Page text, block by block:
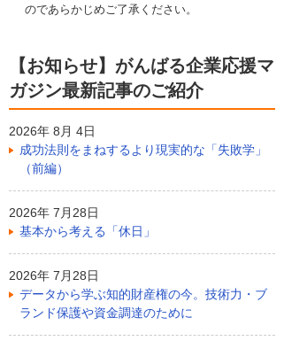
のであらかじめご了承ください。
【お知らせ】がんばる企業応援マ
ガジン最新記事のご紹介
2026年 8月 4日
成功法則をまねするより現実的な「失敗学」
（前編）
2026年 7月28日
基本から考える「休日」
2026年 7月28日
データから学ぶ知的財産権の今。技術力・ブ
ランド保護や資金調達のために